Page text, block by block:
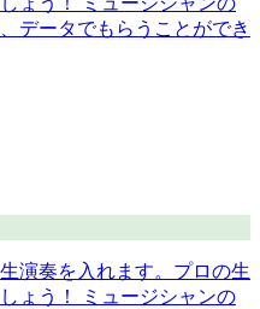
データでもらうことができ
演奏を入れます。プロの生
ょう！ ミュージシャンの